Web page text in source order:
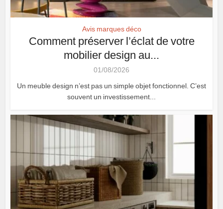
Avis marques déco
Comment préserver l’éclat de votre
mobilier design au...
01/08/2026
Un meuble design n’est pas un simple objet fonctionnel. C’est
souvent un investissement...